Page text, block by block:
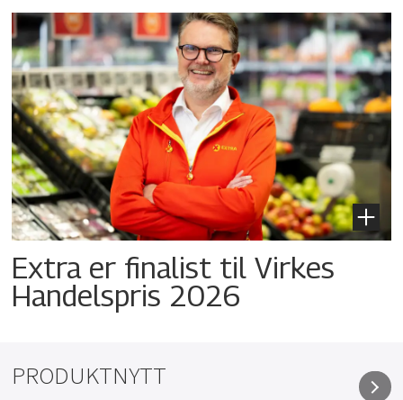
Extra er finalist til Virkes
Handelspris 2026
PRODUKTNYTT